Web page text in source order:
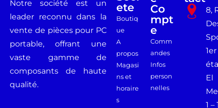
Notre société est un
leader reconnu dans la
vente de pièces pour PC
portable, offrant une
vaste gamme de
composants de haute
qualité.
Ete
Boutiq
ue
A
propos
Magasi
ns et
horaire
s
Co
Mpt
E
Comm
andes
Infos
person
nelles
8,
1er
El
1 –